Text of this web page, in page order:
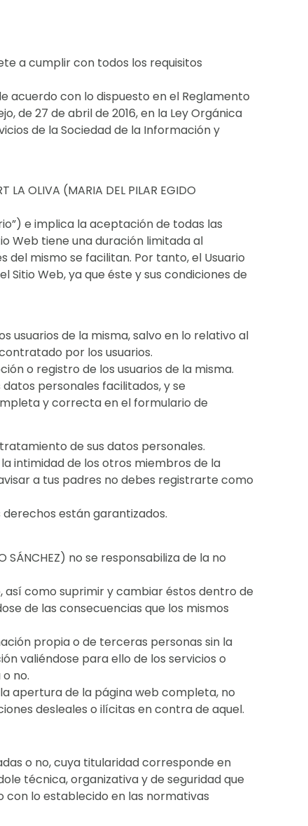
a cumplir con todos los requisitos
acuerdo con lo dispuesto en el Reglamento
de 27 de abril de 2016, en la Ley Orgánica
de la Sociedad de la Información y
OLIVA (MARIA DEL PILAR EGIDO
e implica la aceptación de todas las
Web tiene una duración limitada al
del mismo se facilitan. Por tanto, el Usuario
Web, ya que éste y sus condiciones de
usuarios de la misma, salvo en lo relativo al
por los usuarios.
o registro de los usuarios de la misma.
personales facilitados, y se
y correcta en el formulario de
de sus datos personales.
intimidad de los otros miembros de la
a tus padres no debes registrarte como
están garantizados.
SÁNCHEZ) no se responsabiliza de la no
así como suprimir y cambiar éstos dentro de
de las consecuencias que los mismos
propia o de terceras personas sin la
valiéndose para ello de los servicios o
no.
apertura de la página web completa, no
desleales o ilícitas en contra de aquel.
o no, cuya titularidad corresponde en
técnica, organizativa y de seguridad que
con lo establecido en las normativas